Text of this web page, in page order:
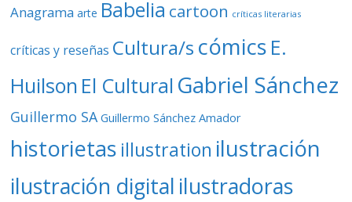
Anagrama arte Babelia cartoon críticas literarias
críticas y reseñas Cultura/s cómics E.
Huilson El Cultural Gabriel Sánchez
Guillermo SA Guillermo Sánchez Amador
historietas illustration ilustración
ilustración digital ilustradoras